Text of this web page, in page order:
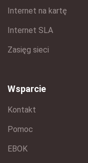
Internet na kartę
Internet SLA
Zasięg sieci
Wsparcie
Kontakt
Pomoc
EBOK